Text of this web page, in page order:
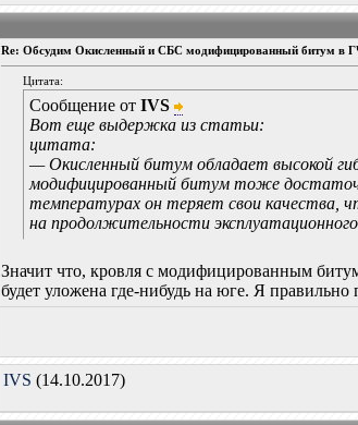
Re: Обсудим Окисленный и СБС модифицированный битум в
Цитата:
Сообщение отIVS
Вот еще выдержка из статьи:
цитата:
— Окисленный битум обладает высокой
модифицированный битум тоже
температурах он теряет свои качества,
на продолжительности
Значит что, кровля с модифицированным
будет уложена где-нибудь на юге. Я
IVS (14.10.2017)